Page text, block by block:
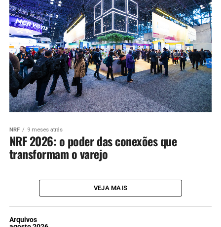
NRF 9 meses atrás
NRF 2026: o poder das conexões que
transformam o varejo
VEJA MAIS
Arquivos